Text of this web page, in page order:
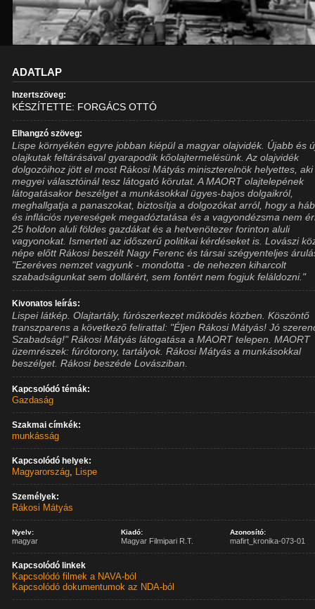
ADATLAP
Inzertszöveg:
KÉSZÍTETTE: FORGÁCS OTTÓ
Elhangzó szöveg:
Lispe környékén egyre jobban kiépül a magyar olajvidék. Újabb és
olajkutak feltárásával gyarapodik kőolajtermelésünk. Az olajvidék
dolgozóihoz jött el most Rákosi Mátyás miniszterelnök helyettes,
megyei választóinál tesz látogató körutat. A MAORT olajtelepének
látogatásakor beszélget a munkásokkal ügyes-bajos dolgaikról,
meghallgatja a panaszokat, biztosítja a dolgozókat arról, hogy a
és inflációs nyereségek megadóztatása és a vagyondézsma nem
25 holdon aluli földes gazdákat és a hetvenötezer forinton aluli
vagyonokat. Ismerteti az időszerű politikai kérdéseket is. Lovászi
népe előtt Rákosi beszélt Nagy Ferenc és társai szégyenteljes
"Ezeréves nemzet vagyunk - mondotta - de nehezen kiharcolt
szabadságunkat sem dollárért, sem fontért nem fogjuk feláldozni."
Kivonatos leírás:
Lispei látkép. Olajtartály, fúrószerkezet működés közben. Köszöntő
transzparens a következő felirattal: "Éljen Rákosi Mátyás! Jó
Szabadság!" Rákosi Mátyás látogatása a MAORT telepen. MAORT
üzemrészek: fúrótorony, tartályok. Rákosi Mátyás a munkásokkal
beszélget. Rákosi beszéde Lovásziban.
Kapcsolódó témák:
Gazdaság
Szakmai címkék:
munkásság
Kapcsolódó helyek:
Magyarország, Lispe
Személyek:
Rákosi Mátyás
Nyelv:
magyar
Kiadó:
Magyar Filmipari R.T.
Azonosító:
mafirt_kronika-073-01
Kapcsolódó linkek
Kapcsolódó filmek a NAVA-ból
Kapcsolódó dokumentumok az NDA-ból